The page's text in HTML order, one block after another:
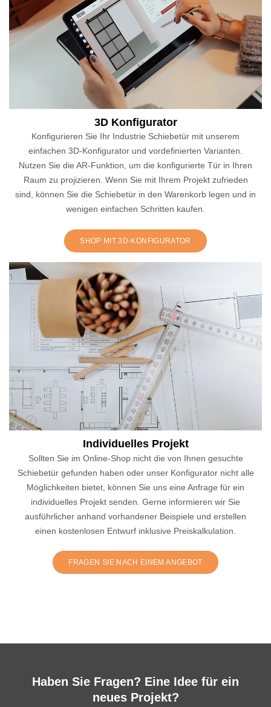
3D Konfigurator
Konfigurieren Sie Ihr Industrie Schiebetür mit unserem
einfachen 3D-Konfigurator und vordefinierten Varianten.
Nutzen Sie die AR-Funktion, um die konfigurierte Tür in Ihren
Raum zu projizieren. Wenn Sie mit Ihrem Projekt zufrieden
sind, können Sie die Schiebetür in den Warenkorb legen und in
wenigen einfachen Schritten kaufen.
SHOP MIT 3D-KONFIGURATOR
Individuelles Projekt
Sollten Sie im Online-Shop nicht die von Ihnen gesuchte
Schiebetür gefunden haben oder unser Konfigurator nicht alle
Möglichkeiten bietet, können Sie uns eine Anfrage für ein
individuelles Projekt senden. Gerne informieren wir Sie
ausführlicher anhand vorhandener Beispiele und erstellen
einen kostenlosen Entwurf inklusive Preiskalkulation.
FRAGEN SIE NACH EINEM ANGEBOT
Haben Sie Fragen? Eine Idee für ein
neues Projekt?